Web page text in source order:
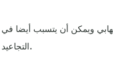
ويمكن أن يتسبب أيضا
التجاعيد مبكرا.